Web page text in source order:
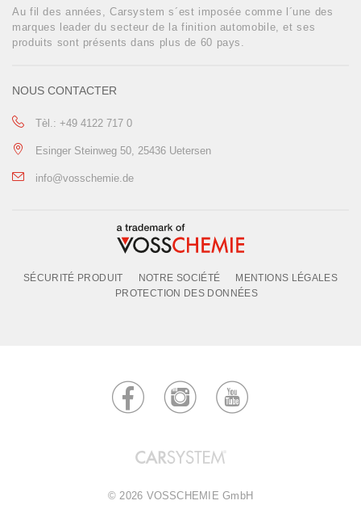
Au fil des années, Carsystem s´est imposée comme l´une des
marques leader du secteur de la finition automobile, et ses
produits sont présents dans plus de 60 pays.
NOUS CONTACTER
Tèl.: +49 4122 717 0
Esinger Steinweg 50, 25436 Uetersen
info@vosschemie.de
SÉCURITÉ PRODUIT NOTRE SOCIÉTÉ
MENTIONS LÉGALES
PROTECTION DES DONNÉES
© 2026 VOSSCHEMIE GmbH